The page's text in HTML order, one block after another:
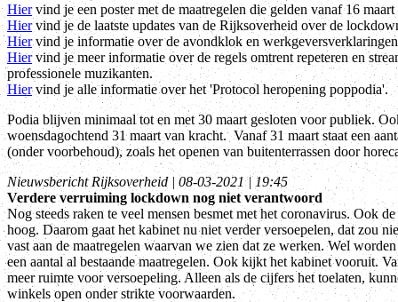
Hiervind je een poster met de maatregelen die gelden vanaf 16
Hiervind je de laatste updates van de Rijksoverheid over de
Hiervind je informatie over de avondklok en
Hiervind je meer informatie over de regels omtrent repeteren en
professionele muzikanten.
Hiervind je alle informatie over het 'Protocol heropening poppodia'.
Podia blijven minimaal tot en met 30 maart gesloten voor publiek.
woensdagochtend 31 maart van kracht. Vanaf 31 maart staat een
(onder voorbehoud), zoals het openen van buitenterrassen door
Nieuwsbericht Rijksoverheid | 08-03-2021 | 19:45
Verdere verruiming lockdown nog niet verantwoord
Nog steeds raken te veel mensen besmet met het coronavirus. Ook
hoog. Daarom gaat het kabinet nu niet verder versoepelen, dat zou
vast aan de maatregelen waarvan we zien dat ze werken. Wel
een aantal al bestaande maatregelen. Ook kijkt het kabinet vooruit.
meer ruimte voor versoepeling. Alleen als de cijfers het toelaten,
winkels open onder strikte voorwaarden.